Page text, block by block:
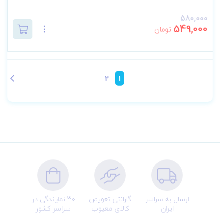
580,000
549,000 تومان
1
2
ارسال به سراسر
ایران
گارانتی تعویض
کالای معیوب
30 نمایندگی در
سراسر کشور